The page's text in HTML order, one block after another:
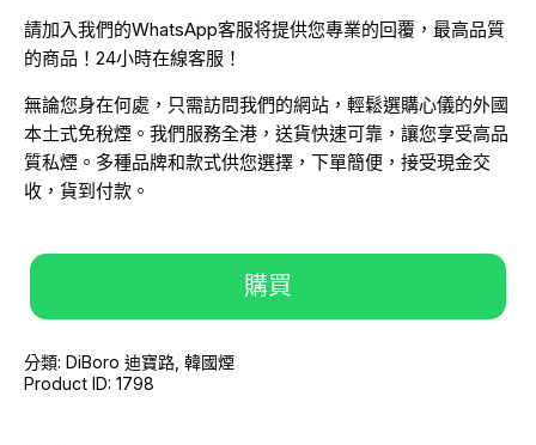
請加入我們的WhatsApp客服将提供您專業的回覆，最高品質
的商品！24小時在線客服！
無論您身在何處，只需訪問我們的網站，輕鬆選購心儀的外國
本土式免稅煙。我們服務全港，送貨快速可靠，讓您享受高品
質私煙。多種品牌和款式供您選擇，下單簡便，接受現金交
收，貨到付款。
購買
分類: DiBoro 迪寶路 韓國煙
Product ID: 1798